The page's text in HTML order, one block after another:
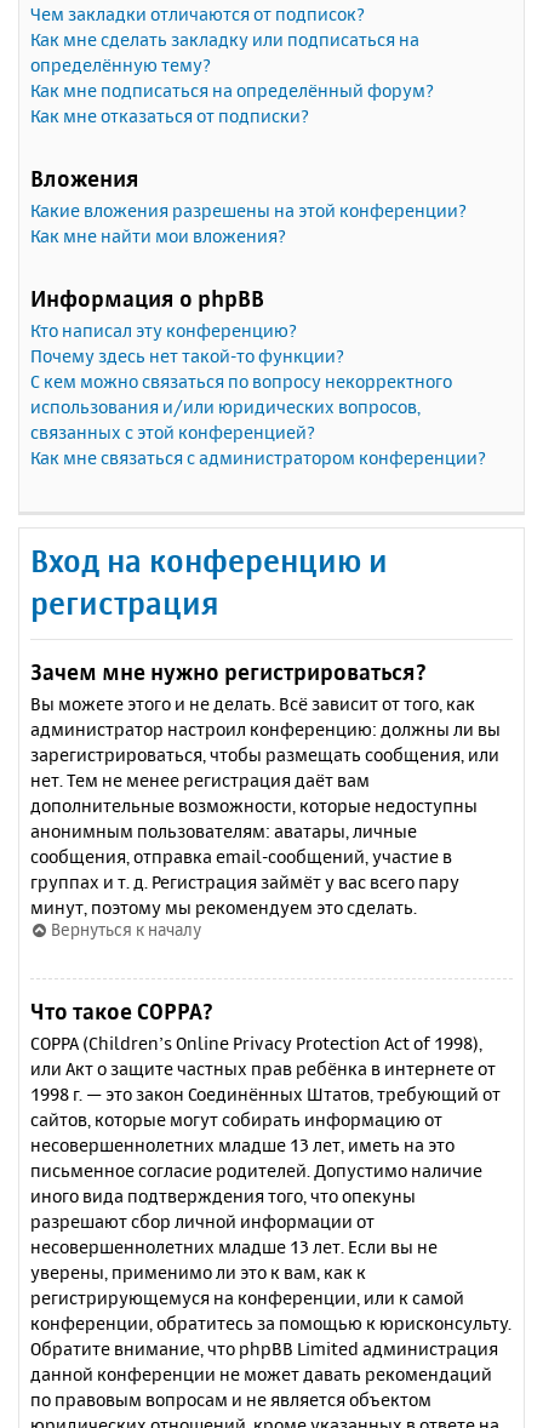
Чем закладки отличаются от подписок?
Как мне сделать закладку или подписаться на
определённую тему?
Как мне подписаться на определённый форум?
Как мне отказаться от подписки?
Вложения
Какие вложения разрешены на этой конференции?
Как мне найти мои вложения?
Информация о phpBB
Кто написал эту конференцию?
Почему здесь нет такой-то функции?
С кем можно связаться по вопросу некорректного
использования и/или юридических вопросов,
связанных с этой конференцией?
Как мне связаться с администратором конференции?
Вход на конференцию и
регистрация
Зачем мне нужно регистрироваться?
Вы можете этого и не делать. Всё зависит от того, как
администратор настроил конференцию: должны ли вы
зарегистрироваться, чтобы размещать сообщения, или
нет. Тем не менее регистрация даёт вам
дополнительные возможности, которые недоступны
анонимным пользователям: аватары, личные
сообщения, отправка email-сообщений, участие в
группах и т. д. Регистрация займёт у вас всего пару
минут, поэтому мы рекомендуем это сделать.
Вернуться к началу
Что такое COPPA?
COPPA (Children’s Online Privacy Protection Act of 1998),
или Акт о защите частных прав ребёнка в интернете от
1998 г. — это закон Соединённых Штатов, требующий от
сайтов, которые могут собирать информацию от
несовершеннолетних младше 13 лет, иметь на это
письменное согласие родителей. Допустимо наличие
иного вида подтверждения того, что опекуны
разрешают сбор личной информации от
несовершеннолетних младше 13 лет. Если вы не
уверены, применимо ли это к вам, как к
регистрирующемуся на конференции, или к самой
конференции, обратитесь за помощью к юрисконсульту.
Обратите внимание, что phpBB Limited администрация
данной конференции не может давать рекомендаций
по правовым вопросам и не является объектом